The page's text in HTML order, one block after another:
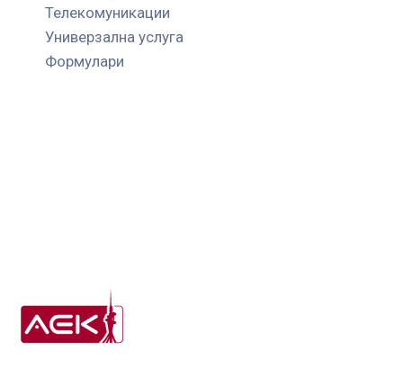
Телекомуникации
Универзална услуга
Формулари